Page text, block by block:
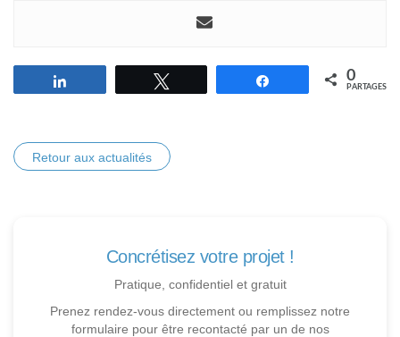
Partagez 0
PARTAGES
Retour aux actualités
Concrétisez votre projet !
Pratique, confidentiel et gratuit
Prenez rendez-vous directement ou remplissez notre
formulaire pour être recontacté par un de nos